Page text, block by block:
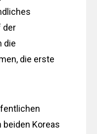
der
die
die erste
Koreas